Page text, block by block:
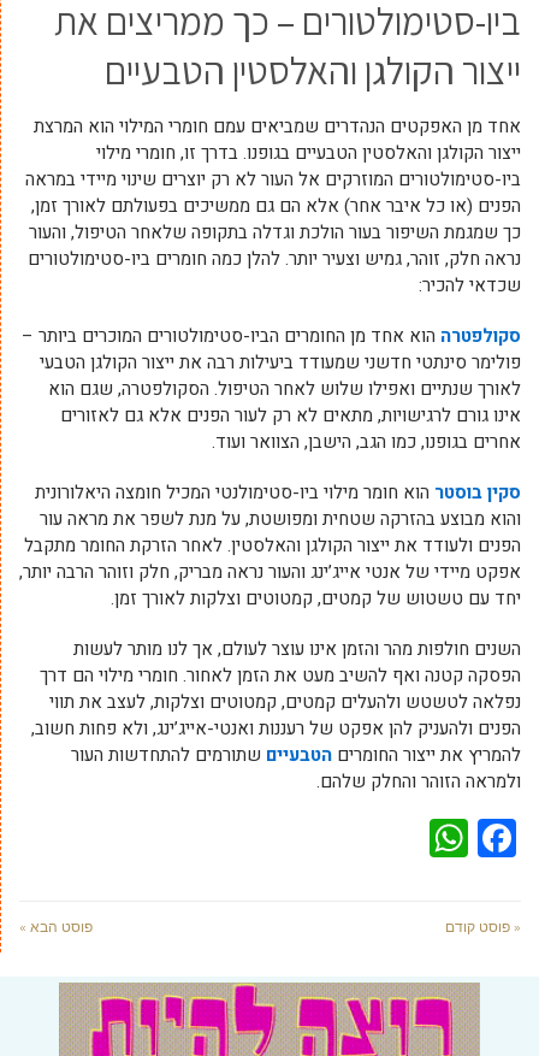
ביו-סטימולטורים – כך ממריצים את
ייצור הקולגן והאלסטין הטבעיים
אחד מן האפקטים הנהדרים שמביאים עמם חומרי המילוי הוא המרצת
ייצור הקולגן והאלסטין הטבעיים בגופנו. בדרך זו, חומרי מילוי
ביו-סטימולטורים המוזרקים אל העור לא רק יוצרים שינוי מיידי במראה
הפנים (או כל איבר אחר) אלא הם גם ממשיכים בפעולתם לאורך זמן,
כך שמגמת השיפור בעור הולכת וגדלה בתקופה שלאחר הטיפול, והעור
נראה חלק, זוהר, גמיש וצעיר יותר. להלן כמה חומרים ביו-סטימולטורים
שכדאי להכיר:
סקולפטרה הוא אחד מן החומרים הביו-סטימולטורים המוכרים ביותר –
פולימר סינתטי חדשני שמעודד ביעילות רבה את ייצור הקולגן הטבעי
לאורך שנתיים ואפילו שלוש לאחר הטיפול. הסקולפטרה, שגם הוא
אינו גורם לרגישויות, מתאים לא רק לעור הפנים אלא גם לאזורים
אחרים בגופנו, כמו הגב, הישבן, הצוואר ועוד.
סקין בוסטר הוא חומר מילוי ביו-סטימולנטי המכיל חומצה היאלורונית
והוא מבוצע בהזרקה שטחית ומפושטת, על מנת לשפר את מראה עור
הפנים ולעודד את ייצור הקולגן והאלסטין. לאחר הזרקת החומר מתקבל
אפקט מיידי של אנטי אייג’ינג והעור נראה מבריק, חלק וזוהר הרבה יותר,
יחד עם טשטוש של קמטים, קמטוטים וצלקות לאורך זמן.
השנים חולפות מהר והזמן אינו עוצר לעולם, אך לנו מותר לעשות
הפסקה קטנה ואף להשיב מעט את הזמן לאחור. חומרי מילוי הם דרך
נפלאה לטשטש ולהעלים קמטים, קמטוטים וצלקות, לעצב את תווי
הפנים ולהעניק להן אפקט של רעננות ואנטי-אייג’ינג, ולא פחות חשוב,
להמריץ את ייצור החומרים הטבעיים שתורמים להתחדשות העור
ולמראה הזוהר והחלק שלהם.
Facebook
« פוסט קודם פוסט הבא »